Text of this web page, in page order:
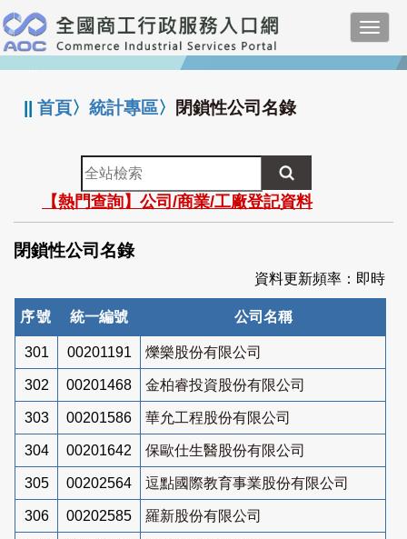
跳
到
主
要
:::
||首頁〉統計專區〉 閉鎖性公司名錄
全
站
檢
索
【熱門查詢】公司/商業/工廠登記資料
閉鎖性公司名錄
資料更新頻率：即時
序號 統一編號 公司名稱
301 00201191 爍樂股份有限公司
302 00201468 金柏睿投資股份有限公司
303 00201586 華允工程股份有限公司
304 00201642 保歐仕生醫股份有限公司
305 00202564 逗點國際教育事業股份有限公司
306 00202585 羅新股份有限公司